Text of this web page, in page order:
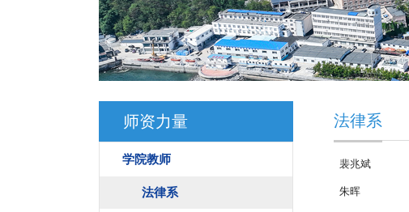
师资力量
学院教师
法律系
法律系
裴兆斌
朱晖